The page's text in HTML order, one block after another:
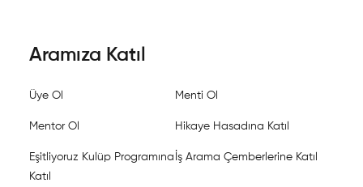
Aramıza Katıl
Üye Ol Menti Ol
Mentor Ol Hikaye Hasadına Katıl
Eşitliyoruz Kulüp Programına
Katıl
İş Arama Çemberlerine Katıl